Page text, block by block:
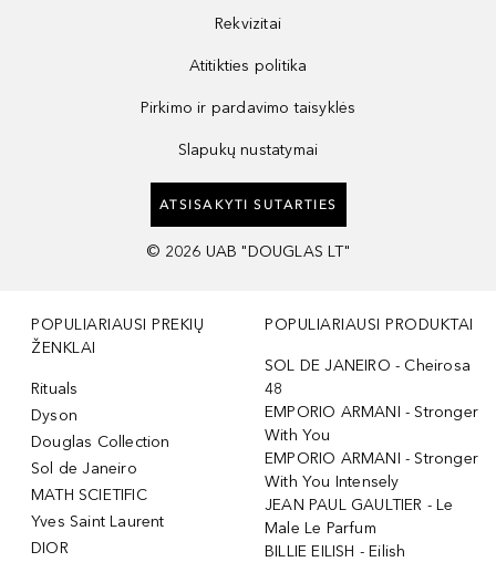
Rekvizitai
Atitikties politika
Pirkimo ir pardavimo taisyklės
Slapukų nustatymai
ATSISAKYTI SUTARTIES
© 2026 UAB "DOUGLAS LT"
POPULIARIAUSI PREKIŲ
ŽENKLAI
Rituals
Dyson
Douglas Collection
Sol de Janeiro
MATH SCIETIFIC
Yves Saint Laurent
DIOR
POPULIARIAUSI PRODUKTAI
SOL DE JANEIRO - Cheirosa
48
EMPORIO ARMANI - Stronger
With You
EMPORIO ARMANI - Stronger
With You Intensely
JEAN PAUL GAULTIER - Le
Male Le Parfum
BILLIE EILISH - Eilish